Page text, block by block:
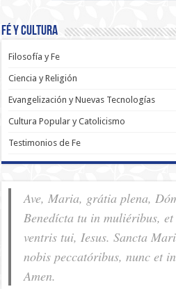
Fé y Cultura
Filosofía y Fe
Ciencia y Religión
Evangelización y Nuevas Tecnologías
Cultura Popular y Catolicismo
Testimonios de Fe
Ave, Maria, grátia plena,
Benedícta tu in muliéribus,
ventris tui, Iesus. Sancta
nobis pec­ca­tóribus, nunc et
Amen.